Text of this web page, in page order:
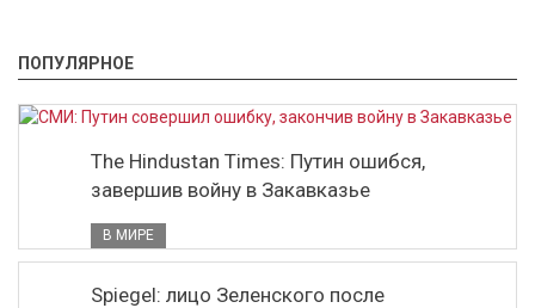
ПОПУЛЯРНОЕ
The Hindustan Times: Путин ошибся,
завершив войну в Закавказье
В МИРЕ
Spiegel: лицо Зеленского после